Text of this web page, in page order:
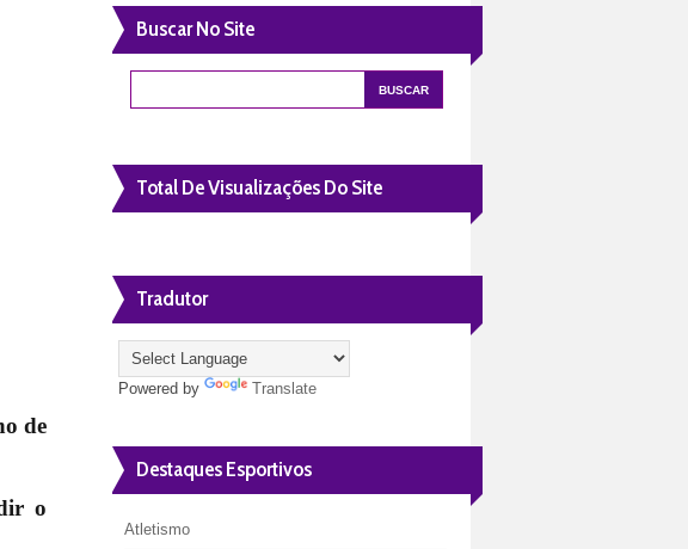
de
o
Buscar No Site
Total De Visualizações Do Site
Tradutor
Powered by Translate
Destaques Esportivos
Atletismo